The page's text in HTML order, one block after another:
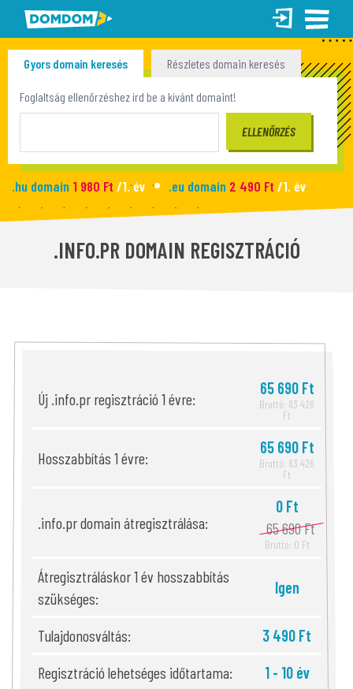
Gyors domain keresés
Részletes domain keresés
Tömeges domain keresés
Foglaltság ellenőrzéshez írd be a kívánt domaint!
.hu domain 1 980 Ft /1. év .eu domain 2 490 Ft /1. év
.site domain990 Ft/1. év .fun domain1 090 Ft/1. év
Új honlap2 990 Ft /hó
.INFO.PR DOMAIN REGISZTRÁCIÓ
Új .info.pr regisztráció 1 évre:
65 690 Ft
Bruttó: 83 426
Ft
Hosszabbítás 1 évre:
65 690 Ft
Bruttó: 83 426
Ft
.info.pr domain átregisztrálása:
0 Ft
65 690 Ft
Bruttó: 0 Ft
Átregisztráláskor 1 év hosszabbítás
szükséges:
Igen
Tulajdonosváltás:
3 490 Ft
Regisztráció lehetséges időtartama:
1 - 10 év